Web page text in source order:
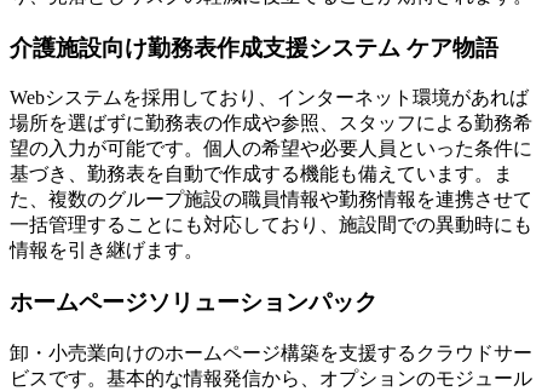
介護施設向け勤務表作成支援システム ケア物語
Webシステムを採用しており、インターネット環境があれば
場所を選ばずに勤務表の作成や参照、スタッフによる勤務希
望の入力が可能です。個人の希望や必要人員といった条件に
基づき、勤務表を自動で作成する機能も備えています。ま
た、複数のグループ施設の職員情報や勤務情報を連携させて
一括管理することにも対応しており、施設間での異動時にも
情報を引き継げます。
ホームページソリューションパック
卸・小売業向けのホームページ構築を支援するクラウドサー
ビスです。基本的な情報発信から、オプションのモジュール